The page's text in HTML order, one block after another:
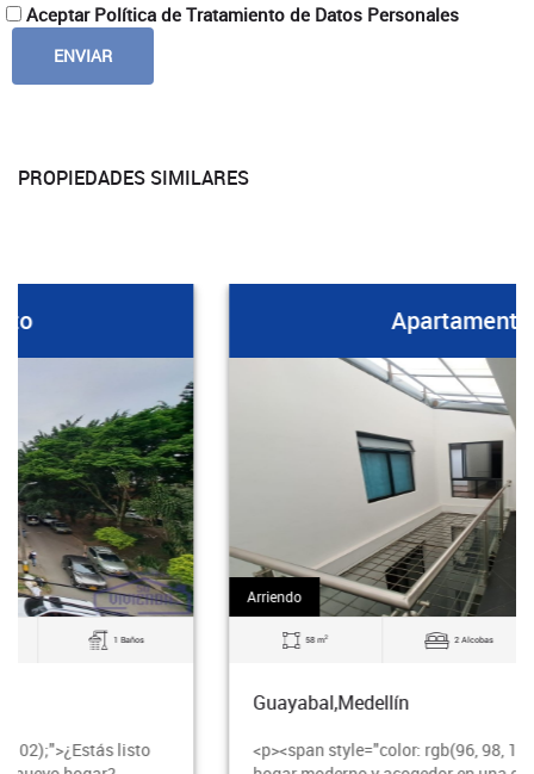
Aceptar Política de Tratamiento de Datos Personales
PROPIEDADES SIMILARES
Arriendo
58 m2 2 Alcobas 2 Baños
<p><span style="color: rgb(96, 98, 102);">¿Buscas un